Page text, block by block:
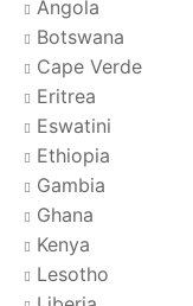
Angola
Botswana
Cape Verde
Eritrea
Eswatini
Ethiopia
Gambia
Ghana
Kenya
Lesotho